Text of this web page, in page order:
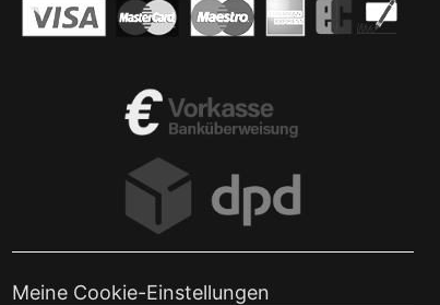
Meine Cookie-Einstellungen